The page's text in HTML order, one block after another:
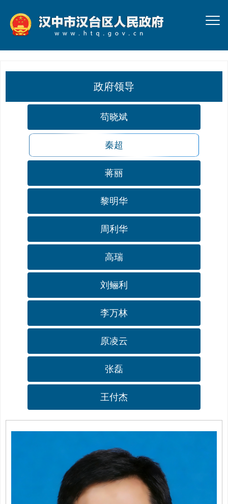
政府领导
苟晓斌
秦超
蒋丽
黎明华
周利华
高瑞
刘鲡利
李万林
原凌云
张磊
王付杰